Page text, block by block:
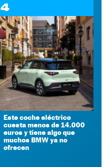
4
Este coche eléctrico
cuesta menos de 14.000
euros y tiene algo que
muchos BMW ya no
ofrecen